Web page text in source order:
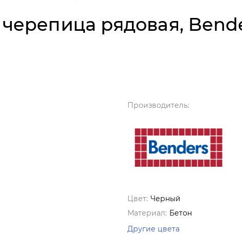
рядовая,
Производитель:
Цвет: Черный
Материал: Бетон
Другие цвета